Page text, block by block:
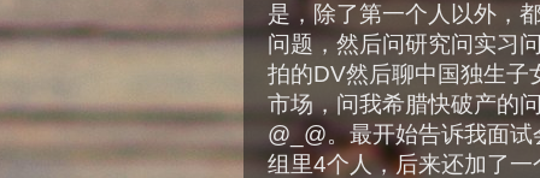
是，除了第一个人以外，
问题，然后问研究问实习
拍的DV然后聊中国独生子
市场，问我希腊快破产的
@_@。最开始告诉我面
组里4个人，后来还加了